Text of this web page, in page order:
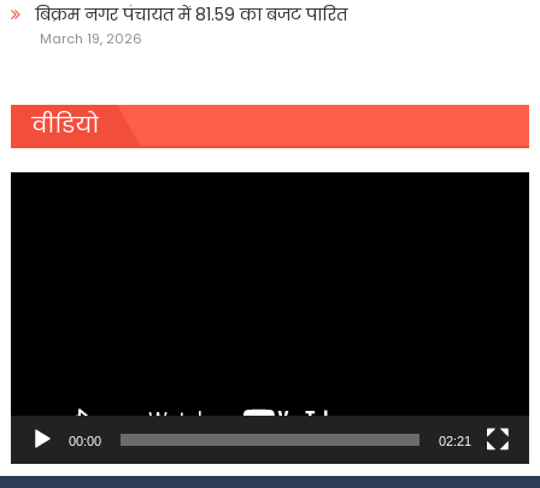
बिक्रम नगर पंचायत में 81.59 का बजट पारित
March 19, 2026
वीडियो
00:00 02:21